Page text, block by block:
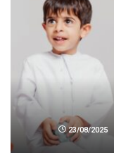
23/08/2025